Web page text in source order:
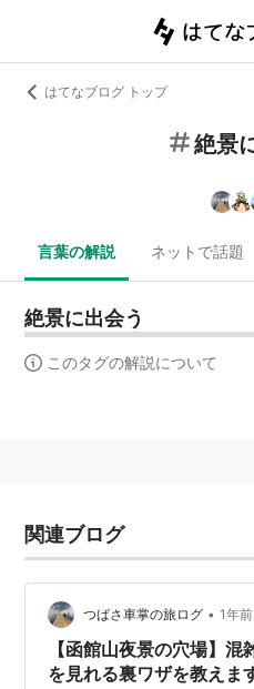
はてなブログ トップ
絶景
言葉の解説 ネットで話題
絶景に出会う
このタグの解説について
関連ブログ
つばさ車掌の旅ログ • 1年前
【函館山夜景の穴場】
を見れる裏ワザを教えま